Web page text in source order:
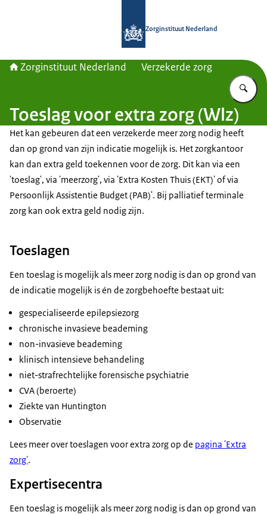
Zorginstituut Nederland
Zorginstituut Nederland Verzekerde zorg
Toeslag voor extra zorg (Wlz)
Het kan gebeuren dat een verzekerde meer zorg nodig heeft
dan op grond van zijn indicatie mogelijk is. Het zorgkantoor
kan dan extra geld toekennen voor de zorg. Dit kan via een
'toeslag', via 'meerzorg', via 'Extra Kosten Thuis (EKT)' of via
Persoonlijk Assistentie Budget (PAB)'. Bij palliatief terminale
zorg kan ook extra geld nodig zijn.
Toeslagen
Een toeslag is mogelijk als meer zorg nodig is dan op grond van
de indicatie mogelijk is én de zorgbehoefte bestaat uit:
gespecialiseerde epilepsiezorg
chronische invasieve beademing
non-invasieve beademing
klinisch intensieve behandeling
niet-strafrechtelijke forensische psychiatrie
CVA (beroerte)
Ziekte van Huntington
Observatie
Lees meer over toeslagen voor extra zorg op de pagina 'Extra
zorg'.
Expertisecentra
Een toeslag is mogelijk als meer zorg nodig is dan op grond van